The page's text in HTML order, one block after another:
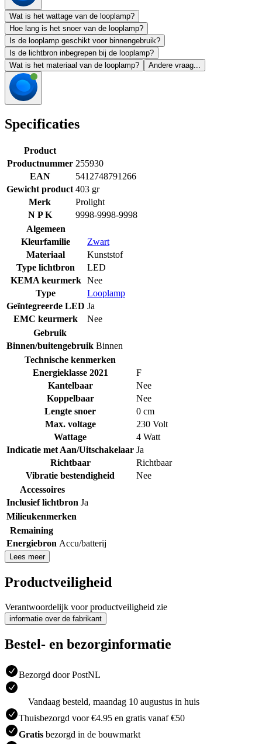
Wat is het wattage van de looplamp?
Hoe lang is het snoer van de looplamp?
Is de looplamp geschikt voor binnengebruik?
Is de lichtbron inbegrepen bij de looplamp?
Wat is het materiaal van de looplamp?
Andere vraag...
Specificaties
Product
Productnummer 255930
EAN
5412748791266
Gewicht product 403 gr
Merk
Prolight
N P K
9998-9998-9998
Algemeen
Kleurfamilie
Zwart
Materiaal
Kunststof
Type lichtbron
LED
KEMA keurmerk
Nee
Type
Looplamp
Geïntegreerde LED Ja
EMC keurmerk
Nee
Gebruik
Binnen/buitengebruik Binnen
Technische kenmerken
Energieklasse 2021
F
Kantelbaar
Nee
Koppelbaar
Nee
Lengte snoer
0 cm
Max. voltage
230 Volt
Wattage
4 Watt
Indicatie met Aan/Uitschakelaar Ja
Richtbaar
Richtbaar
Vibratie bestendigheid
Nee
Accessoires
Inclusief lichtbron Ja
Milieukenmerken
Remaining
Energiebron Accu/batterij
Lees meer
Productveiligheid
Verantwoordelijk voor productveiligheid zie
informatie over de fabrikant
Bestel- en bezorginformatie
Bezorgd door PostNL
Vandaag besteld, maandag 10 augustus in huis
Thuisbezorgd voor €4.95 en gratis vanaf €50
Gratis bezorgd in de bouwmarkt